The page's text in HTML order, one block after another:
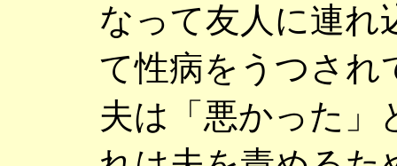
なって友人に連れ
て性病をうつされ
夫は「悪かった」